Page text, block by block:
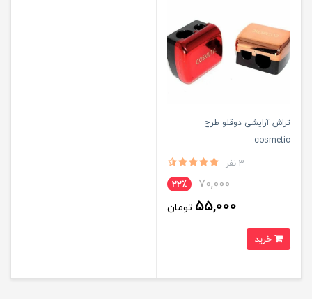
تراش آرایشی دوقلو طرح
cosmetic
3 نفر
70,000 22٪
55,000 تومان